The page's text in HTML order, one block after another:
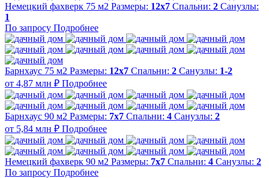
Немецкий фахверк 75 м2 Размеры: 12x7 Спальни: 2 Санузлы:
1
По запросу Подробнее
Барнхаус 75 м2 Размеры: 12x7 Спальни: 2 Санузлы: 1-2
от 4,87 млн ₽ Подробнее
Барнхаус 90 м2 Размеры: 7x7 Спальни: 4 Санузлы: 2
от 5,84 млн ₽ Подробнее
Немецкий фахверк 90 м2 Размеры: 7x7 Спальни: 4 Санузлы: 2
По запросу Подробнее